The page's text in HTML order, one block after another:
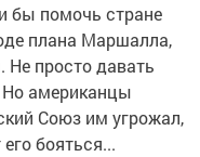
бы помочь стране
плана Маршалла,
Не просто давать
Но американцы
Союз им угрожал,
бояться...